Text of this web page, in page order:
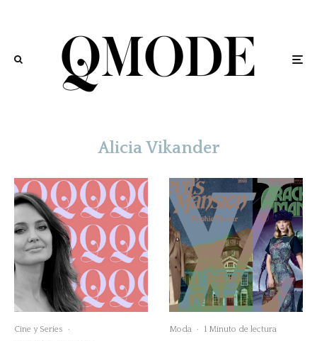
Alicia Vikander
Cine y Series
·
Moda · 1 Minuto de lectura